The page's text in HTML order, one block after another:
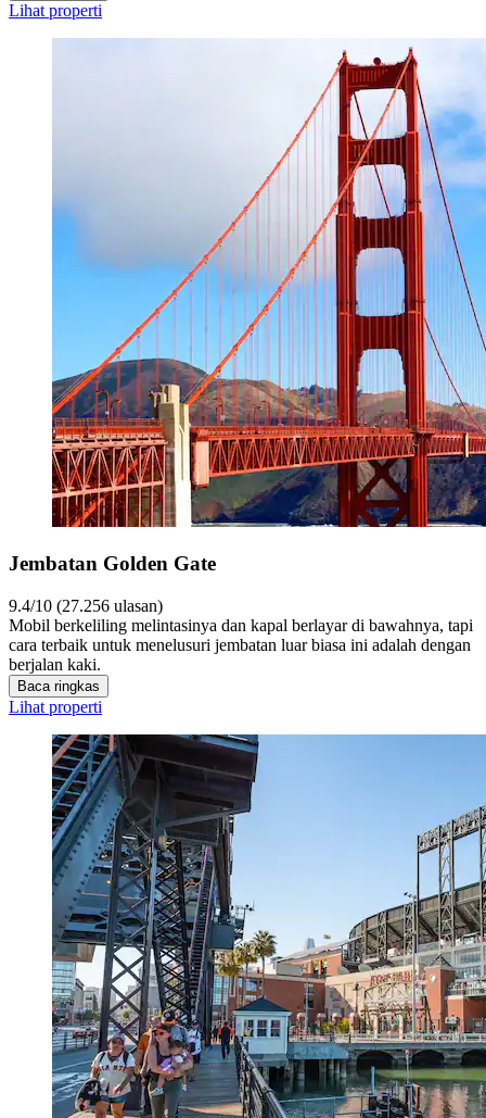
Lihat properti
Jembatan Golden Gate
9.4/10 (27.256 ulasan)
Mobil berkeliling melintasinya dan kapal berlayar di bawahnya, tapi
cara terbaik untuk menelusuri jembatan luar biasa ini adalah dengan
berjalan kaki.
Baca ringkas
Lihat properti